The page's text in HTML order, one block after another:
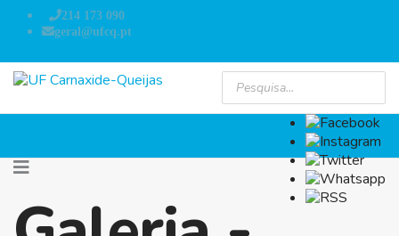
214 173 090
geral@ufcq.pt